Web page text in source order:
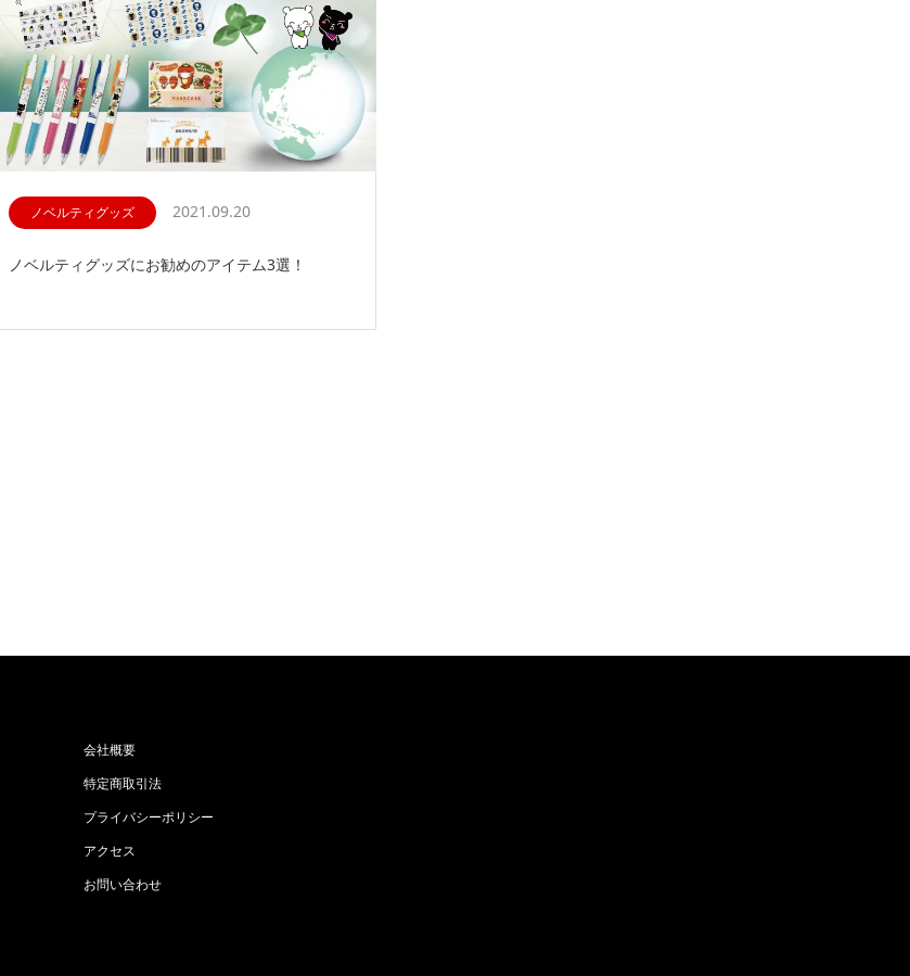
ノベルティグッズ 2021.09.20
ノベルティグッズにお勧めのアイテム3選！
会社概要
特定商取引法
プライバシーポリシー
アクセス
お問い合わせ